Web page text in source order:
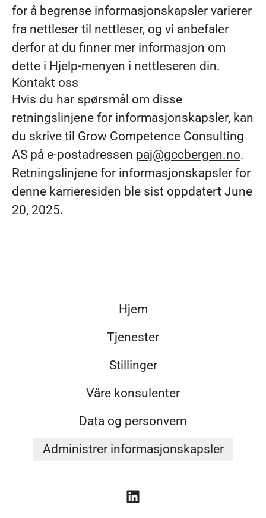
for å begrense informasjonskapsler varierer
fra nettleser til nettleser, og vi anbefaler
derfor at du finner mer informasjon om
dette i Hjelp-menyen i nettleseren din.
Kontakt oss
Hvis du har spørsmål om disse
retningslinjene for informasjonskapsler, kan
du skrive til Grow Competence Consulting
AS på e-postadressen paj@gccbergen.no.
Retningslinjene for informasjonskapsler for
denne karrieresiden ble sist oppdatert June
20, 2025.
Hjem
Tjenester
Stillinger
Våre konsulenter
Data og personvern
Administrer informasjonskapsler